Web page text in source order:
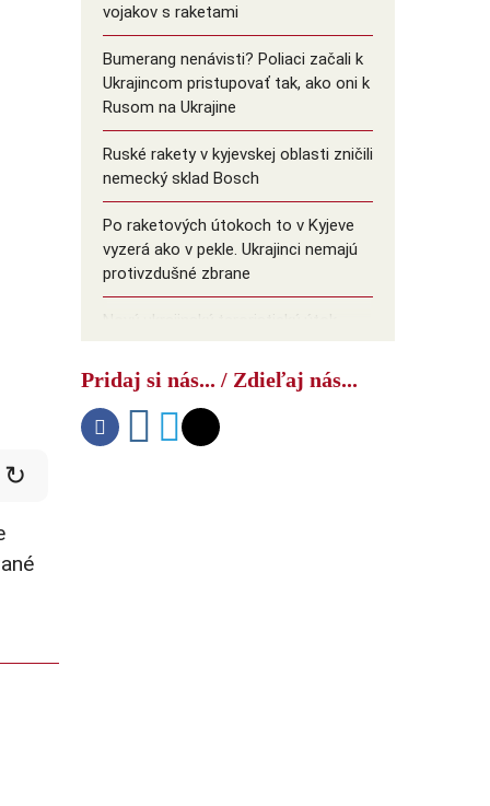
vojakov s raketami
Bumerang nenávisti? Poliaci začali k
Ukrajincom pristupovať tak, ako oni k
Rusom na Ukrajine
Ruské rakety v kyjevskej oblasti zničili
nemecký sklad Bosch
Po raketových útokoch to v Kyjeve
vyzerá ako v pekle. Ukrajinci nemajú
protivzdušné zbrane
Nový ukrajinský teroristický útok
↻
Pridaj si nás... / Zdieľaj nás...